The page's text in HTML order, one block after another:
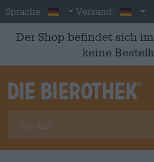
Skip to main content
Sprache: German
Versand:
Der Shop befindet sich
keine